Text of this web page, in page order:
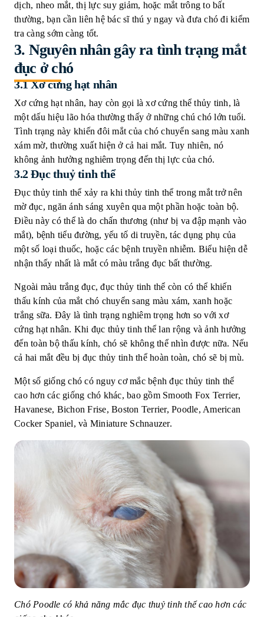
dịch, nheo mắt, thị lực suy giảm, hoặc mắt trông to bất
thường, bạn cần liên hệ bác sĩ thú y ngay và đưa chó đi kiểm
tra càng sớm càng tốt.
3. Nguyên nhân gây ra tình trạng mắt
đục ở chó
3.1 Xơ cứng hạt nhân
Xơ cứng hạt nhân, hay còn gọi là xơ cứng thể thủy tinh, là
một dấu hiệu lão hóa thường thấy ở những chú chó lớn tuổi.
Tình trạng này khiến đôi mắt của chó chuyển sang màu xanh
xám mờ, thường xuất hiện ở cả hai mắt. Tuy nhiên, nó
không ảnh hưởng nghiêm trọng đến thị lực của chó.
3.2 Đục thuỷ tinh thể
Đục thủy tinh thể xảy ra khi thủy tinh thể trong mắt trở nên
mờ đục, ngăn ánh sáng xuyên qua một phần hoặc toàn bộ.
Điều này có thể là do chấn thương (như bị va đập mạnh vào
mắt), bệnh tiểu đường, yếu tố di truyền, tác dụng phụ của
một số loại thuốc, hoặc các bệnh truyền nhiễm. Biểu hiện dễ
nhận thấy nhất là mắt có màu trắng đục bất thường.
Ngoài màu trắng đục, đục thủy tinh thể còn có thể khiến
thấu kính của mắt chó chuyển sang màu xám, xanh hoặc
trắng sữa. Đây là tình trạng nghiêm trọng hơn so với xơ
cứng hạt nhân. Khi đục thủy tinh thể lan rộng và ảnh hưởng
đến toàn bộ thấu kính, chó sẽ không thể nhìn được nữa. Nếu
cả hai mắt đều bị đục thủy tinh thể hoàn toàn, chó sẽ bị mù.
Một số giống chó có nguy cơ mắc bệnh đục thủy tinh thể
cao hơn các giống chó khác, bao gồm Smooth Fox Terrier,
Havanese, Bichon Frise, Boston Terrier, Poodle, American
Cocker Spaniel, và Miniature Schnauzer.
Chó Poodle có khả năng mắc đục thuỷ tinh thể cao hơn các